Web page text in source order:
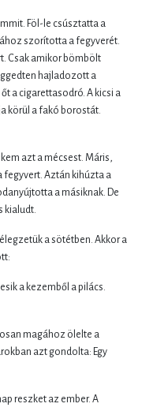
Föl-le csúsztatta a
szorította a fegyverét.
Csak amikor bömbölt
hajladozott a
a cigarettasodró. A kicsi a
körül a fakó borostát.
azt a mécsest. Máris,
fegyvert. Aztán kihúzta a
a másiknak. De
kialudt.
a sötétben. Akkor a
a kezemből a pilács.
magához ölelte a
azt gondolta: Egy
reszket az ember. A